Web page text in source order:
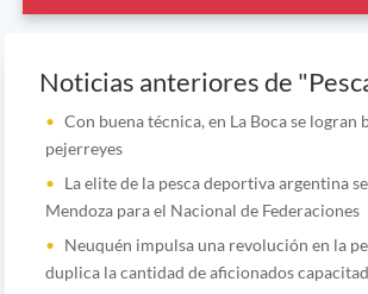
Noticias anteriores de
Con buena técnica, en La Boca se logran
pejerreyes
La elite de la pesca deportiva argentina
Mendoza para el Nacional de Federaciones
Neuquén impulsa una revolución en la
duplica la cantidad de aficionados